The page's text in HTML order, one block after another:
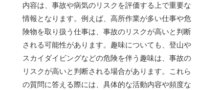
内容は、事故や病気のリスクを評価する上で重要な
情報となります。例えば、高所作業が多い仕事や危
険物を取り扱う仕事は、事故のリスクが高いと判断
される可能性があります。趣味についても、登山や
スカイダイビングなどの危険を伴う趣味は、事故の
リスクが高いと判断される場合があります。これら
の質問に答える際には、具体的な活動内容や頻度な